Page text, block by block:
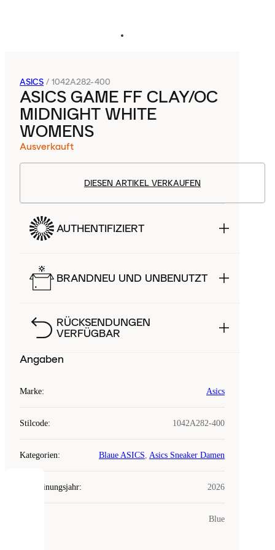
ASICS / 1042A282-400
ASICS GAME FF CLAY/OC
MIDNIGHT WHITE
WOMENS
Ausverkauft
DIESEN ARTIKEL VERKAUFEN
AUTHENTIFIZIERT
BRANDNEU UND UNBENUTZT
RÜCKSENDUNGEN
VERFÜGBAR
Angaben
Marke: Asics
Stilcode: 1042A282-400
Kategorien: Blaue ASICS, Asics Sneaker Damen
Erscheinungsjahr: 2026
Blue
COOKIES